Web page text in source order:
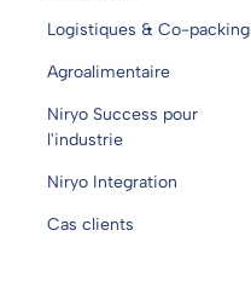
Logistiques & Co-packing
Agroalimentaire
Niryo Success pour
l'industrie
Niryo Integration
Cas clients